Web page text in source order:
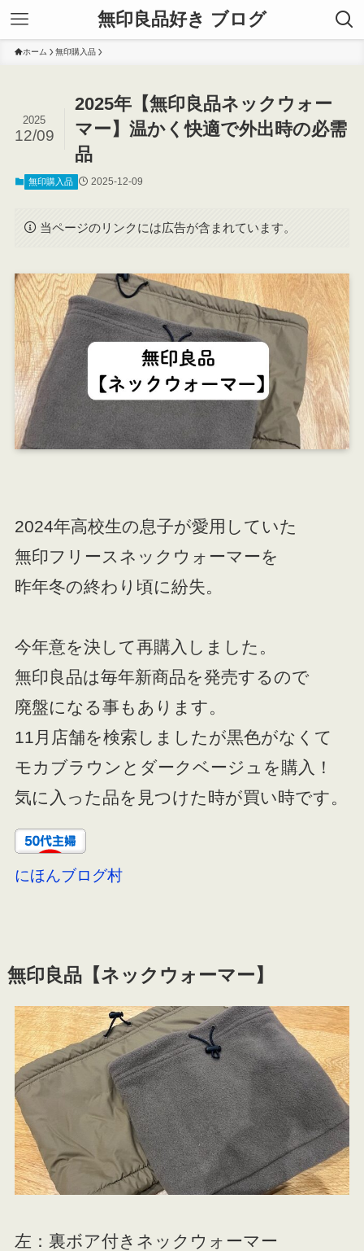
無印良品好き ブログ
ホーム 無印購入品
2025年【無印良品ネックウォー
マー】温かく快適で外出時の必需
品
2025
12/09
無印購入品 2025-12-09
当ページのリンクには広告が含まれています。
2024年高校生の息子が愛用していた
無印フリースネックウォーマーを
昨年冬の終わり頃に紛失。
今年意を決して再購入しました。
無印良品は毎年新商品を発売するので
廃盤になる事もあります。
11月店舗を検索しましたが黒色がなくて
モカブラウンとダークベージュを購入！
気に入った品を見つけた時が買い時です。
にほんブログ村
無印良品【ネックウォーマー】
左：裏ボア付きネックウォーマー